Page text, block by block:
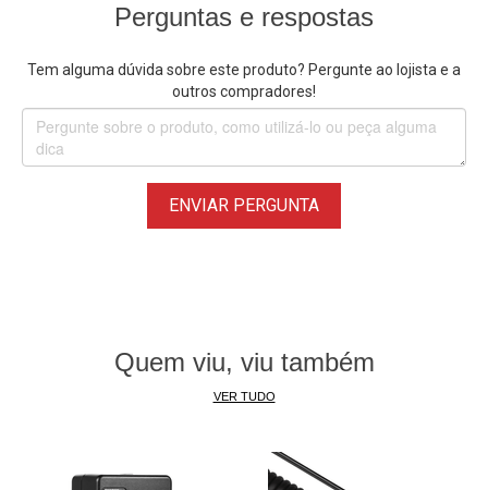
Perguntas e respostas
Tem alguma dúvida sobre este produto? Pergunte ao lojista e a
outros compradores!
ENVIAR PERGUNTA
Quem viu, viu também
VER TUDO